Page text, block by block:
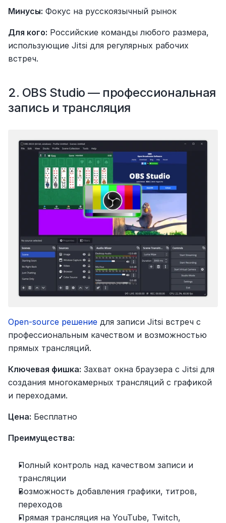
Минусы: Фокус на русскоязычный рынок
Для кого: Российские команды любого размера,
использующие Jitsi для регулярных рабочих
встреч.
2. OBS Studio — профессиональная
запись и трансляция
Open-source решение для записи Jitsi встреч с
профессиональным качеством и возможностью
прямых трансляций.
Ключевая фишка: Захват окна браузера с Jitsi для
создания многокамерных трансляций с графикой
и переходами.
Цена: Бесплатно
Преимущества:
Полный контроль над качеством записи и
трансляции
Возможность добавления графики, титров,
переходов
Прямая трансляция на YouTube, Twitch,